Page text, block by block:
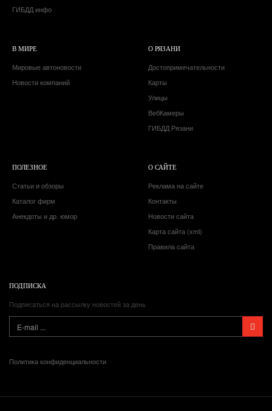
ГИБДД инфо
В МИРЕ
Мировые автоновости
Новости компаний
О РЯЗАНИ
Достопримечательности
Карты
Улицы
ВебКамеры
ГИБДД Рязани
ПОЛЕЗНОЕ
Статьи и обзоры
Каталог фирм
Анекдоты и др. юмор
О САЙТЕ
Реклама на сайте
Контакты
Новости сайта
Карта сайта (xml)
Правила сайта
ПОДПИСКА
Подписаться на рассылку новостей за день
Политика конфиденциальности